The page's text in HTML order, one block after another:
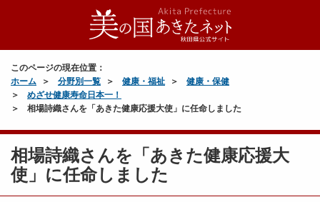
このページの現在位置：
ホーム
分野別一覧 健康・福祉
健康・保健
めざせ健康寿命日本一！
相場詩織さんを「あきた健康応援大使」に任命しました
相場詩織さんを「あきた健康応援大
使」に任命しました